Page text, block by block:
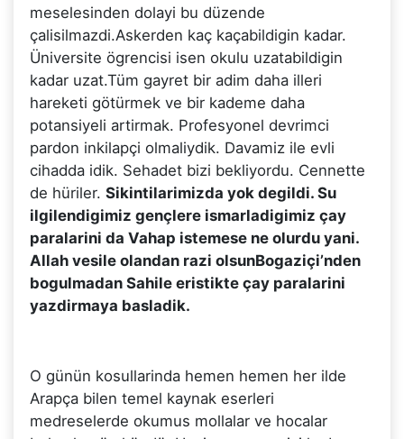
meselesinden dolayi bu düzende
çalisilmazdi.Askerden kaç kaçabildigin kadar.
Üniversite ögrencisi isen okulu uzatabildigin
kadar uzat.Tüm gayret bir adim daha illeri
hareketi götürmek ve bir kademe daha
potansiyeli artirmak. Profesyonel devrimci
pardon inkilapçi olmaliydik. Davamiz ile evli
cihadda idik. Sehadet bizi bekliyordu. Cennette
de hüriler. Sikintilarimizda yok degildi. Su
ilgilendigimiz gençlere ismarladigimiz çay
paralarini da Vahap istemese ne olurdu yani.
Allah vesile olandanrazi olsunBogaziçi’nden
bogulmadan Sahile eristikte çay paralarini
yazdirmaya basladik.
O günün kosullarinda hemen hemen her ilde
Arapça bilen temel kaynak eserleri
medreselerde okumus mollalar ve hocalar